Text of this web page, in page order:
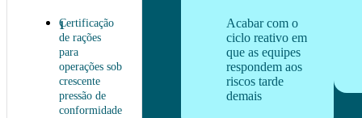
Certificação
de rações
para
operações sob
crescente
pressão de
conformidade
Acabar com o
ciclo reativo em
que as equipes
respondem aos
riscos tarde
demais